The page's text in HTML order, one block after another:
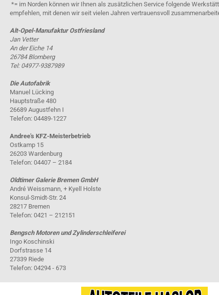
*= im Norden können wir Ihnen als zusätzlichen Service folgende
empfehlen, mit denen wir seit vielen Jahren vertrauensvoll
Alt-Opel-Manufaktur Ostfriesland
Jan Vetter
An der Eiche 14
26784 Blomberg
Tel: 04977-9387989
Die Autofabrik
Manuel Lücking
Hauptstraße 480
26689 Augustfehn I
Telefon: 04489-1227
Andree's KFZ-Meisterbetrieb
Ostkamp 15
26203 Wardenburg
Telefon: 04407 – 2184
Oldtimer Galerie Bremen GmbH
André Weissmann, + Kyell Holste
Konsul-Smidt-Str. 24
28217 Bremen
Telefon: 0421 – 212151
Bengsch Motoren und Zylinderschleiferei
Ingo Koschinski
Dorfstrasse 14
27339 Riede
Telefon: 04294 - 673